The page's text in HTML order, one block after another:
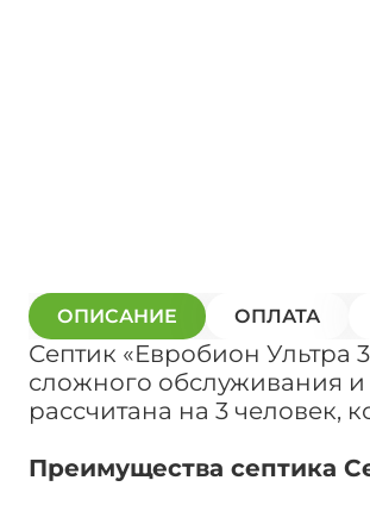
ОПИСАНИЕ ОПЛАТА
Септик «Евробион Ультра
сложного обслуживания и
рассчитана на 3 человек,
Преимущества септика